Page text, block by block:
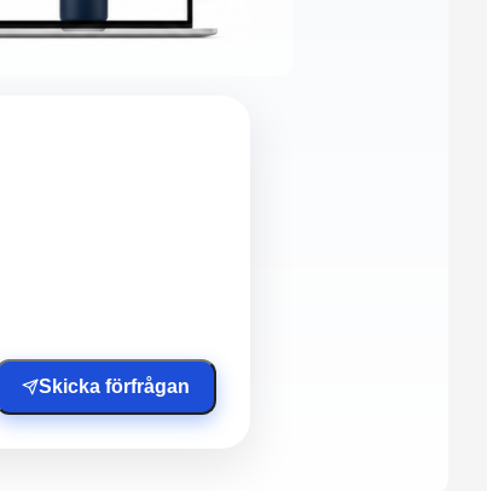
Skicka förfrågan